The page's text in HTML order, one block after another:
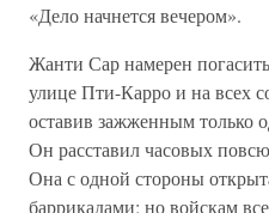
«Дело начнется вечером».
Жанти Сар намерен
улице Пти-Карро и на всех
оставив зажженным только
Он расставил часовых
Она с одной стороны
баррикадами; но войскам